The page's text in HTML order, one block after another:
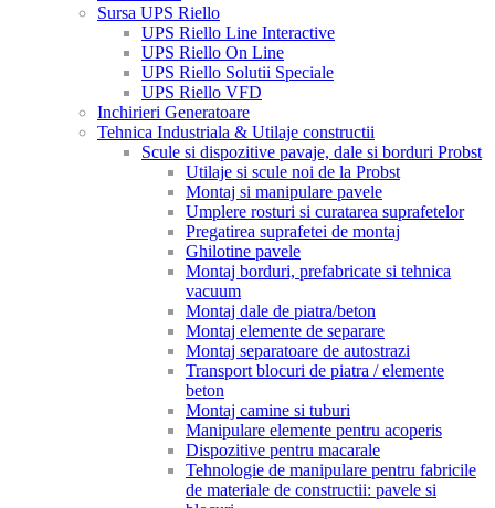
Sursa UPS Riello
UPS Riello Line Interactive
UPS Riello On Line
UPS Riello Solutii Speciale
UPS Riello VFD
Inchirieri Generatoare
Tehnica Industriala & Utilaje constructii
Scule si dispozitive pavaje, dale si borduri Probst
Utilaje si scule noi de la Probst
Montaj si manipulare pavele
Umplere rosturi si curatarea suprafetelor
Pregatirea suprafetei de montaj
Ghilotine pavele
Montaj borduri, prefabricate si tehnica
vacuum
Montaj dale de piatra/beton
Montaj elemente de separare
Montaj separatoare de autostrazi
Transport blocuri de piatra / elemente
beton
Montaj camine si tuburi
Manipulare elemente pentru acoperis
Dispozitive pentru macarale
Tehnologie de manipulare pentru fabricile
de materiale de constructii: pavele si